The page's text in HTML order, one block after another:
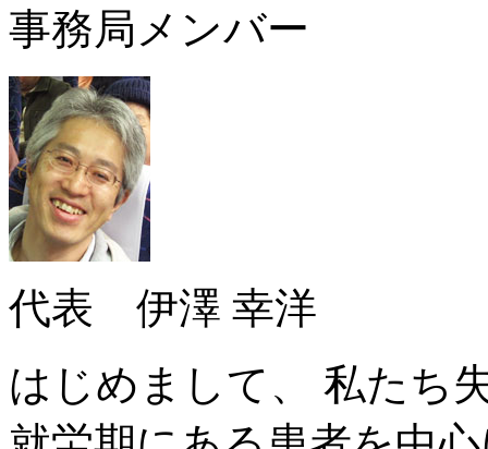
事務局メンバー
代表 伊澤 幸洋
はじめまして、 私たち